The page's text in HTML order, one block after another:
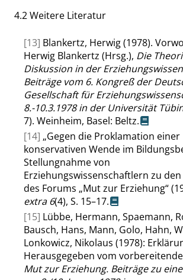
4.2Weitere Literatur
[13] Blankertz, Herwig (1978).
Herwig Blankertz (Hrsg.), Die
Diskussion in der
Beiträge vom 6. Kongreß der
Gesellschaft für
8.-10.3.1978 in der Universität
7). Weinheim, Basel: Beltz.
[14] „Gegen die Proklamation einer
konservativen Wende im
Stellungnahme von
Erziehungswissenschaftlern zu den
des Forums „Mut zur Erziehung“
extra 6(4), S. 15–17.
[15] Lübbe, Hermann, Spaemann,
Bausch, Hans, Mann, Golo, Hahn,
Lonkowicz, Nikolaus (1978):
Herausgegeben vom
Mut zur Erziehung. Beiträge zu